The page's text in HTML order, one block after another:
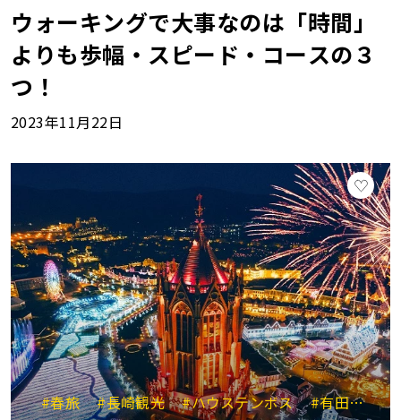
ウォーキングで大事なのは「時間」
よりも歩幅・スピード・コースの３
つ！
2023年11月22日
#春旅 #長崎観光 #ハウステンボス #有田焼 #